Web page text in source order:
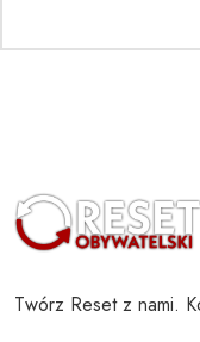
Twórz Reset z nami.